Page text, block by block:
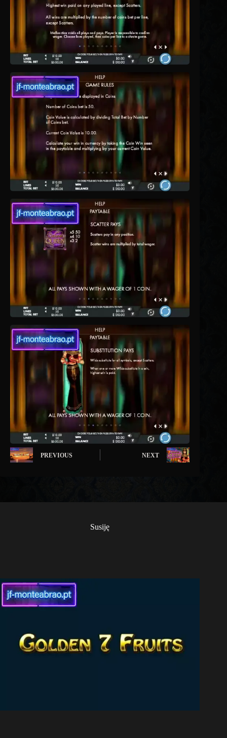
PREVIOUS NEXT
Susiję